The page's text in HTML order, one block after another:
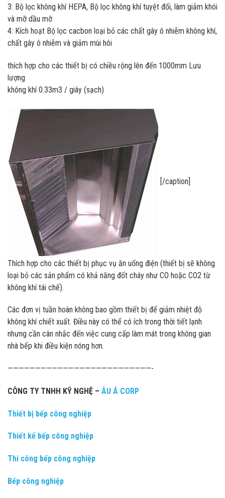
3: Bộ lọc không khí HEPA, Bộ lọc không khí tuyệt đối, làm giảm khói
và mỡ dầu mỡ
4: Kích hoạt Bộ lọc cacbon loại bỏ các chất gây ô nhiễm không khí,
chất gây ô nhiễm và giảm mùi hôi
thích hợp cho các thiết bị có chiều rộng lên đến 1000mm Lưu
lượng
không khí 0.33m3 / giây (sạch)
[/caption]
Thích hợp cho các thiết bị phục vụ ăn uống điện (thiết bị sẽ không
loại bỏ các sản phẩm có khả năng đốt cháy như CO hoặc CO2 từ
không khí tái chế).
Các đơn vị tuần hoàn không bao gồm thiết bị để giảm nhiệt độ
không khí chiết xuất. Điều này có thể có ích trong thời tiết lạnh
nhưng cần cân nhắc đến việc cung cấp làm mát trong không gian
nhà bếp khi điều kiện nóng hơn.
——————————————————————————-
CÔNG TY TNHH KỸ NGHỆ – ÂU Á CORP
Thiết bị bếp công nghiệp
Thiết kế bếp công nghiệp
Thi công bếp công nghiệp
Bếp công nghiệp